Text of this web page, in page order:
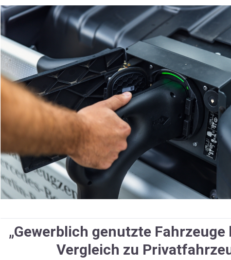
„Gewerblich genutzte Fahrzeuge
Vergleich zu